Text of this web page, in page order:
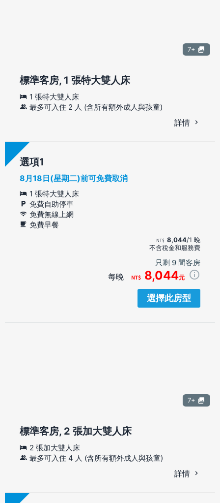
7+
標準客房, 1 張特大雙人床
1 張特大雙人床
最多可入住 2 人 (含所有額外成人與孩童)
詳情
選項
8月18日(星期二)前可免費取消
1 張特大雙人床
免費自助停車
免費無線上網
免費早餐
8,044/1 晚
不含稅金和服務費
只剩 9 間客房
每晚 8,044元
選擇此房型
7+
標準客房, 2 張加大雙人床
2 張加大雙人床
最多可入住 4 人 (含所有額外成人與孩童)
詳情